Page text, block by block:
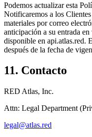
Podemos actualizar esta
Notificaremos a los
materiales por correo
anticipación a su entrada
disponible en api.atlas.red.
después de la fecha de
11. Contacto
RED Atlas, Inc.
Attn: Legal Department
legal@atlas.red